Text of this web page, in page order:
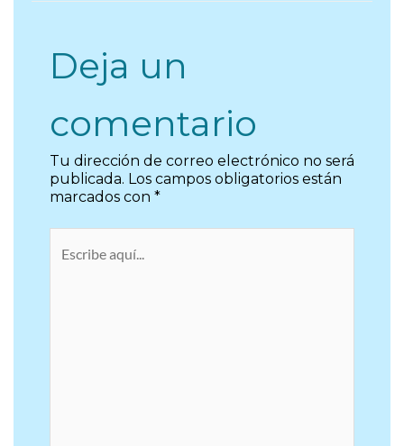
Deja un
comentario
Tu dirección de correo electrónico no será
publicada. Los campos obligatorios están
marcados con *